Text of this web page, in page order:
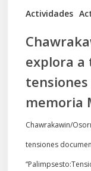
Actividades
documentales
memoria
Mapuche
explora a
memoria
Chawrakawin/
tensiones